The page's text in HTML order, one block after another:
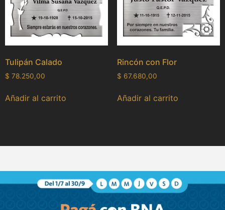
Tulipán Calado
$ 78.250,00
Añadir al carrito
Rincón con Flor
$ 67.680,00
Añadir al carrito